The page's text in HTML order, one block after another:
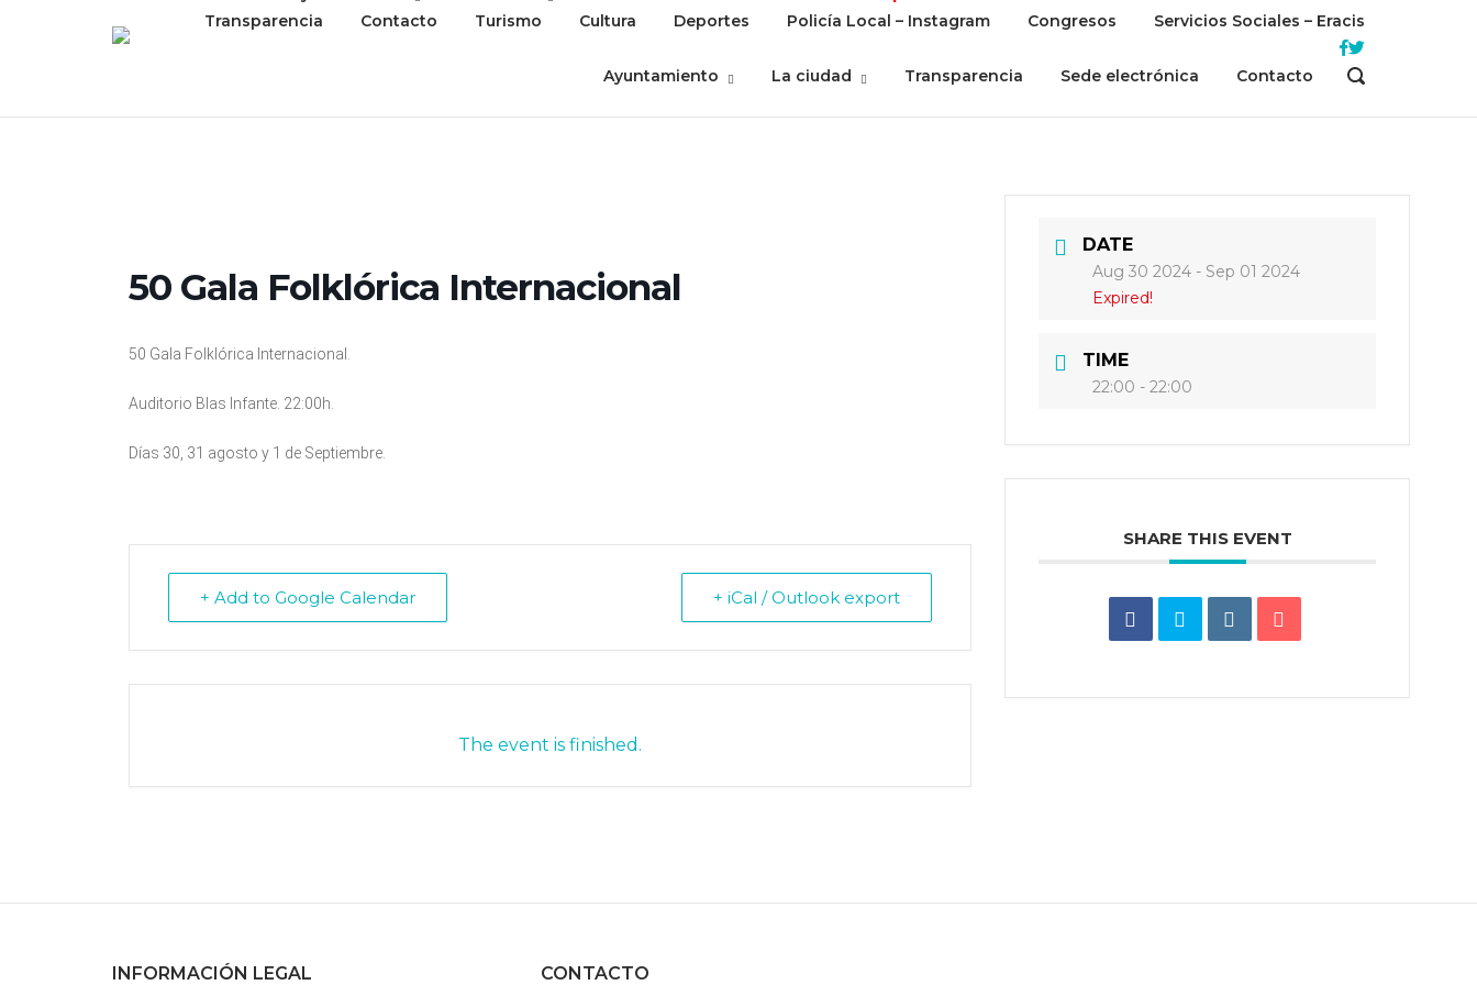
Transparencia
Contacto Turismo Cultura Deportes Policía Local – Instagram Congresos Servicios Sociales – Eracis
Ayuntamiento La ciudad Transparencia Sede electrónica Contacto
OPEN
BAR
50 Gala Folklórica Internacional
50 Gala Folklórica Internacional.
Auditorio Blas Infante. 22:00h.
Días 30, 31 agosto y 1 de Septiembre.
+ Add to Google Calendar + iCal / Outlook export
The event is finished.
DATE
Aug 30 2024 - Sep 01 2024
Expired!
TIME
22:00 - 22:00
SHARE THIS EVENT
INFORMACIÓN LEGAL CONTACTO